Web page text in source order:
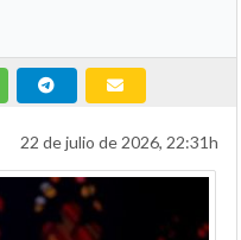
22 de julio de 2026, 22:31h